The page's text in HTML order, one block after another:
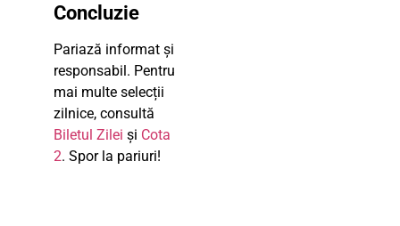
Concluzie
Pariază informat și
responsabil. Pentru
mai multe selecții
zilnice, consultă
Biletul Zilei și Cota
2. Spor la pariuri!